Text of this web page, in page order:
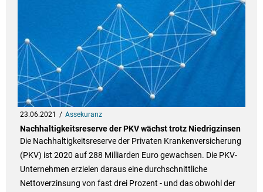
23.06.2021 Assekuranz
Nachhaltigkeitsreserve der PKV wächst trotz Niedrigzinsen
Die Nachhaltigkeitsreserve der Privaten Krankenversicherung
(PKV) ist 2020 auf 288 Milliarden Euro gewachsen. Die PKV-
Unternehmen erzielen daraus eine durchschnittliche
Nettoverzinsung von fast drei Prozent - und das obwohl der